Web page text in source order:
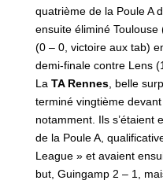
quatrième de la Poule A
ensuite éliminé
(0 – 0, victoire aux tab)
demi-finale contre Lens
La TA Rennes, belle
terminé vingtième
notamment. Ils s’étaient
de la Poule A,
League » et avaient
but, Guingamp 2 – 1,